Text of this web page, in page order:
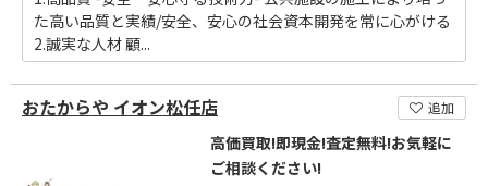
た高い品質と実績/安全、安心の社会資本開発を常に心がける
2.誠実な人材 顧...
おたからや イオン松任店 追加
高価買取!即現金!査定無料!お気軽に
ご相談ください!